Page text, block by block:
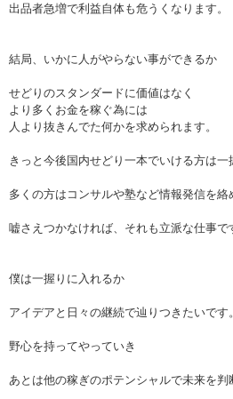
出品者急増で利益自体も危うくなります。
結局、いかに人がやらない事ができるか
せどりのスタンダードに価値はなく
より多くお金を稼ぐ為には
人より抜きんでた何かを求められます。
きっと今後国内せどり一本でいける方は一
多くの方はコンサルや塾など情報発信を絡
嘘さえつかなければ、それも立派な仕事で
僕は一握りに入れるか
アイデアと日々の継続で辿りつきたいです。
野心を持ってやっていき
あとは他の稼ぎのポテンシャルで未来を判